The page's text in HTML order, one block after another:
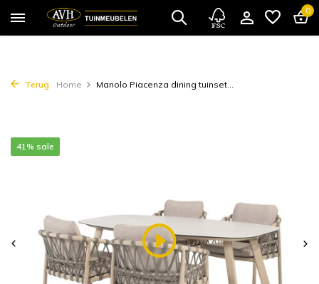
0
Terug Home Manolo Piacenza dining tuinset...
41% sale